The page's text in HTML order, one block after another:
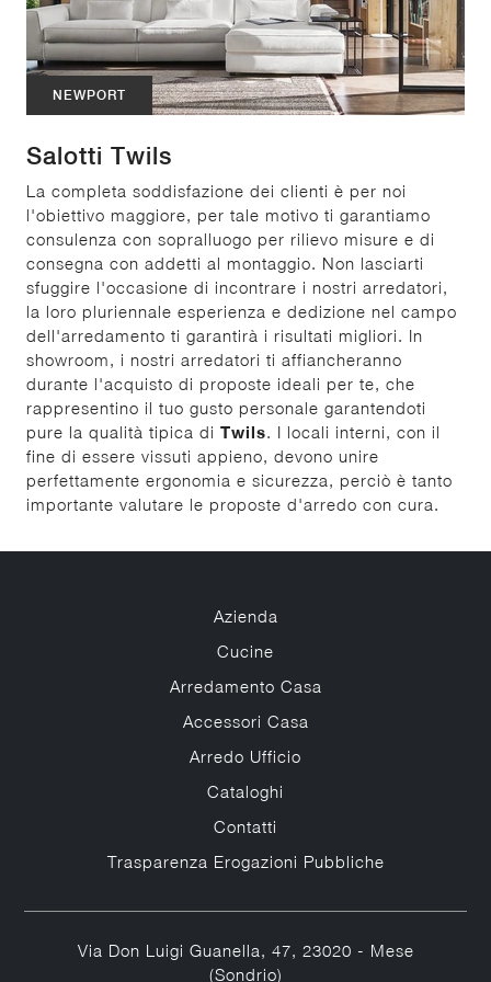
NEWPORT
Salotti Twils
La completa soddisfazione dei clienti è per noi
l'obiettivo maggiore, per tale motivo ti garantiamo
consulenza con sopralluogo per rilievo misure e di
consegna con addetti al montaggio. Non lasciarti
sfuggire l'occasione di incontrare i nostri arredatori,
la loro pluriennale esperienza e dedizione nel campo
dell'arredamento ti garantirà i risultati migliori. In
showroom, i nostri arredatori ti affiancheranno
durante l'acquisto di proposte ideali per te, che
rappresentino il tuo gusto personale garantendoti
pure la qualità tipica di Twils. I locali interni, con il
fine di essere vissuti appieno, devono unire
perfettamente ergonomia e sicurezza, perciò è tanto
importante valutare le proposte d'arredo con cura.
Azienda
Cucine
Arredamento Casa
Accessori Casa
Arredo Ufficio
Cataloghi
Contatti
Trasparenza Erogazioni Pubbliche
Via Don Luigi Guanella, 47, 23020 - Mese
(Sondrio)